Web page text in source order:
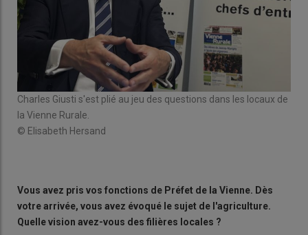
Charles Giusti s'est plié au jeu des questions dans les locaux de
la Vienne Rurale.
© Elisabeth Hersand
Vous avez pris vos fonctions de Préfet de la Vienne. Dès
votre arrivée, vous avez évoqué le sujet de l'agriculture.
Quelle vision avez-vous des filières locales ?